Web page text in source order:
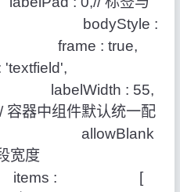
空白 bodyStyle :
frame : true,
: 'textfield',
labelWidth : 55,
组件默认统一配
字段宽度
: [